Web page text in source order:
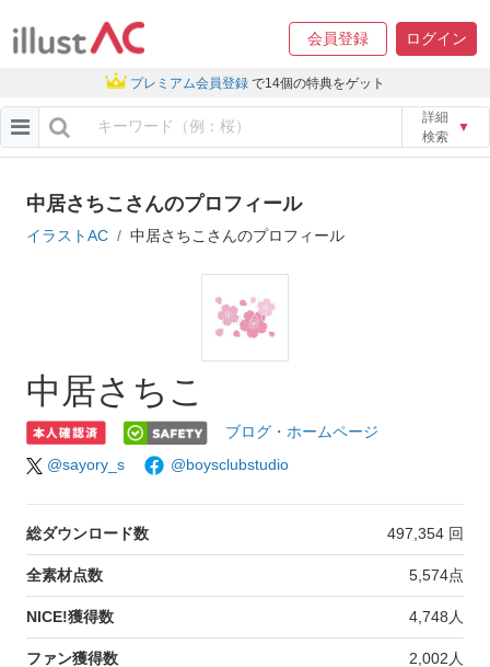
会員登録 ログイン
プレミアム会員登録 で14個の特典をゲット
詳細
検索
▼
中居さちこさんのプロフィール
イラストAC 中居さちこさんのプロフィール
中居さちこ
ブログ・ホームページ
@sayory_s
@boysclubstudio
総ダウンロード数 497,354 回
全素材点数 5,574点
NICE!獲得数 4,748 人
ファン獲得数 2,002 人